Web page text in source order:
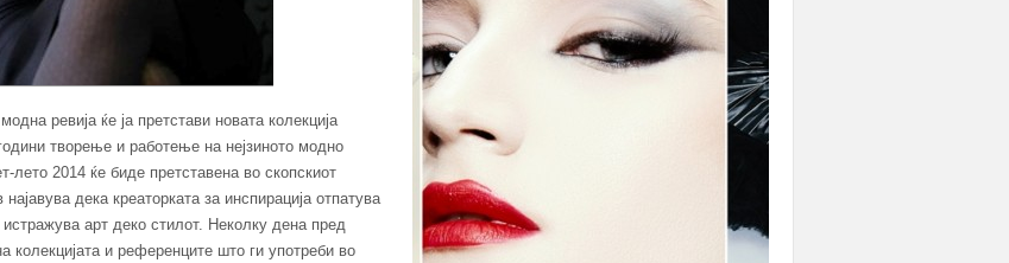
ревија ќе ја претстави новата колекција
творење и работење на нејзиното модно
лето 2014 ќе биде претставена во скопскиот
дека креаторката за инспирација отпатува
арт деко стилот. Неколку дена пред
колекцијата и референците што ги употреби во